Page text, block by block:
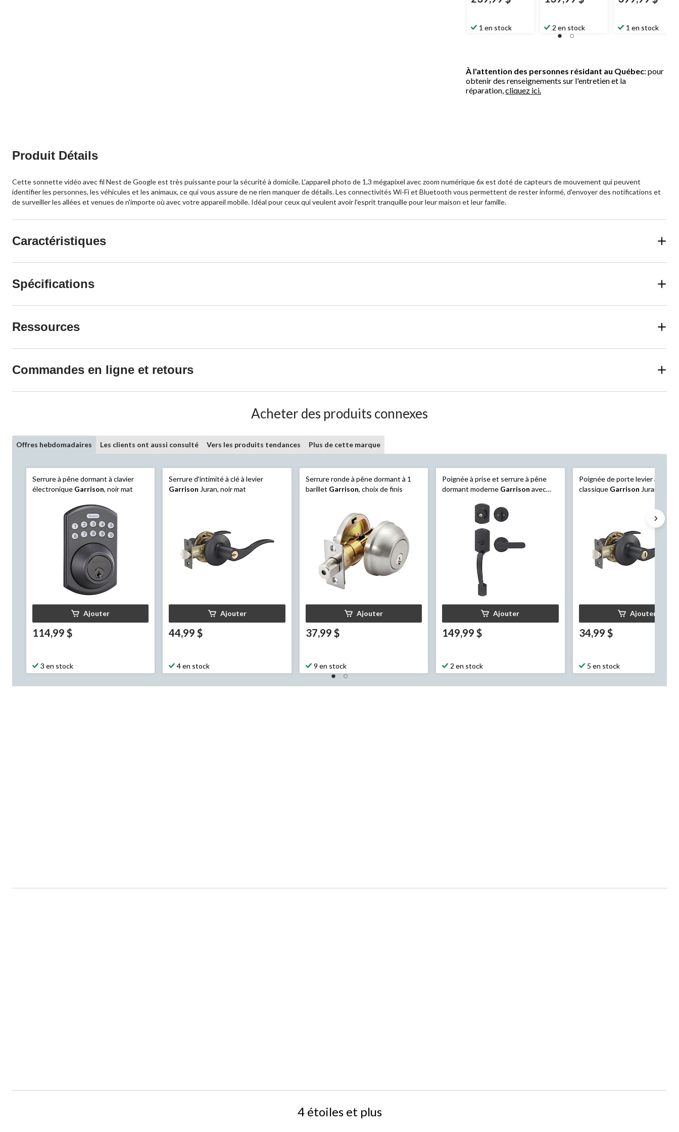
1 en stock 2 en stock 1 en stock
À l'attention des personnes résidant au Québec: pour
obtenir des renseignements sur l'entretien et la
réparation,cliquez ici.
Produit Détails
Cette sonnette vidéo avec fil Nest de Google est très puissante pour la sécurité à domicile. L'appareil photo de 1,3 mégapixel avec zoom numérique 6x est doté de capteurs de mouvement qui peuvent
identifier les personnes, les véhicules et les animaux, ce qui vous assure de ne rien manquer de détails. Les connectivités Wi-Fi et Bluetooth vous permettent de rester informé, d'envoyer des notifications et
de surveiller les allées et venues de n'importe où avec votre appareil mobile. Idéal pour ceux qui veulent avoir l'esprit tranquille pour leur maison et leur famille.
Caractéristiques
Spécifications
Ressources
Commandes en ligne et retours
Acheter des produits connexes
Offres hebdomadaires Les clients ont aussi consulté Vers les produits tendances Plus de cette marque
Serrure à pêne dormant à clavier
électronique Garrison, noir mat
Ajouter
114,99 $
3 en stock
Serrure d'intimité à clé à levier
Garrison Juran, noir mat
Ajouter
44,99 $
4 en stock
Serrure ronde à pêne dormant à 1
barillet Garrison, choix de finis
Ajouter
37,99 $
9 en stock
Poignée à prise et serrure à pêne
dormant moderne Garrison avec
Ajouter
149,99 $
2 en stock
Poignée de porte levier avec
classique Garrison Juran, noir
Ajouter
34,99 $
5 en stock
4 étoiles et plus